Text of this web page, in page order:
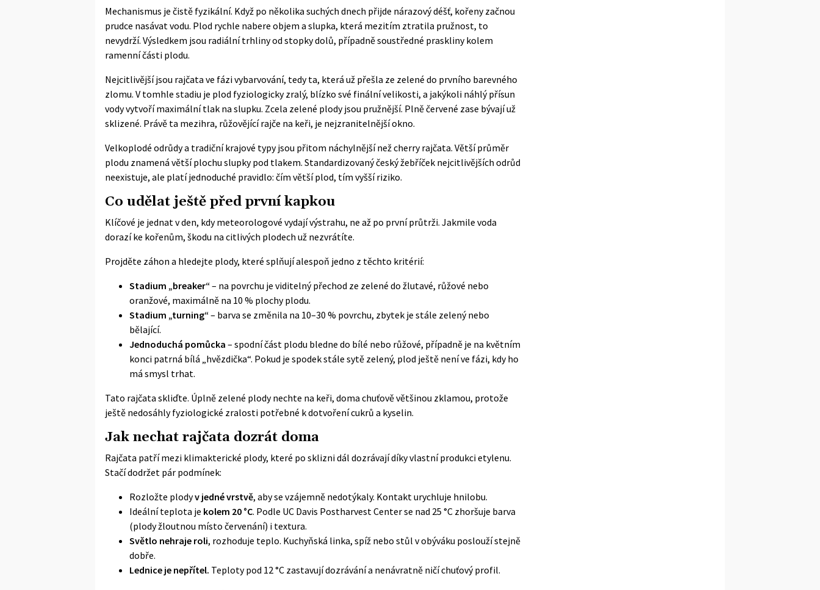
Mechanismus je čistě fyzikální. Když po několika suchých dnech přijde nárazový déšť, kořeny začnou
prudce nasávat vodu. Plod rychle nabere objem a slupka, která mezitím ztratila pružnost, to
nevydrží. Výsledkem jsou radiální trhliny od stopky dolů, případně soustředné praskliny kolem
ramenní části plodu.
Nejcitlivější jsou rajčata ve fázi vybarvování, tedy ta, která už přešla ze zelené do prvního barevného
zlomu. V tomhle stadiu je plod fyziologicky zralý, blízko své finální velikosti, a jakýkoli náhlý přísun
vody vytvoří maximální tlak na slupku. Zcela zelené plody jsou pružnější. Plně červené zase bývají už
sklizené. Právě ta mezihra, růžovějící rajče na keři, je nejzranitelnější okno.
Velkoplodé odrůdy a tradiční krajové typy jsou přitom náchylnější než cherry rajčata. Větší průměr
plodu znamená větší plochu slupky pod tlakem. Standardizovaný český žebříček nejcitlivějších odrůd
neexistuje, ale platí jednoduché pravidlo: čím větší plod, tím vyšší riziko.
Co udělat ještě před první kapkou
Klíčové je jednat v den, kdy meteorologové vydají výstrahu, ne až po první průtrži. Jakmile voda
dorazí ke kořenům, škodu na citlivých plodech už nezvrátíte.
Projděte záhon a hledejte plody, které splňují alespoň jedno z těchto kritérií:
Stadium „breaker“– na povrchu je viditelný přechod ze zelené do žlutavé, růžové nebo
oranžové, maximálně na 10 % plochy plodu.
Stadium „turning“– barva se změnila na 10–30 % povrchu, zbytek je stále zelený nebo
bělající.
Jednoduchá pomůcka – spodní část plodu bledne do bílé nebo růžové, případně je na květním
konci patrná bílá „hvězdička“. Pokud je spodek stále sytě zelený, plod ještě není ve fázi, kdy ho
má smysl trhat.
Tato rajčata skliďte. Úplně zelené plody nechte na keři, doma chuťově většinou zklamou, protože
ještě nedosáhly fyziologické zralosti potřebné k dotvoření cukrů a kyselin.
Jak nechat rajčata dozrát doma
Rajčata patří mezi klimakterické plody, které po sklizni dál dozrávají díky vlastní produkci etylenu.
Stačí dodržet pár podmínek:
Rozložte plodyv jedné vrstvě, aby se vzájemně nedotýkaly. Kontakt urychluje hnilobu.
Ideální teplota je kolem 20 °C. Podle UC Davis Postharvest Centerse nad 25 °C zhoršuje barva
(plody žloutnou místo červenání) i textura.
Světlo nehraje roli, rozhoduje teplo. Kuchyňská linka, spíž nebo stůl v obýváku poslouží stejně
dobře.
Lednice je nepřítel. Teploty pod 12 °C zastavují dozrávání a nenávratně ničí chuťový profil.